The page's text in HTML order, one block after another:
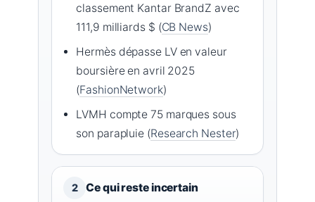
classement Kantar BrandZ avec
111,9 milliards $ (CB News)
Hermès dépasse LV en valeur
boursière en avril 2025
(FashionNetwork)
LVMH compte 75 marques sous
son parapluie (Research Nester)
2 Ce qui reste incertain